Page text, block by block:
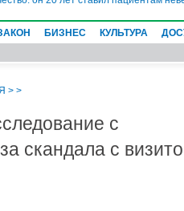
БИЗНЕС КУЛЬТУРА
> >
с
скандала с